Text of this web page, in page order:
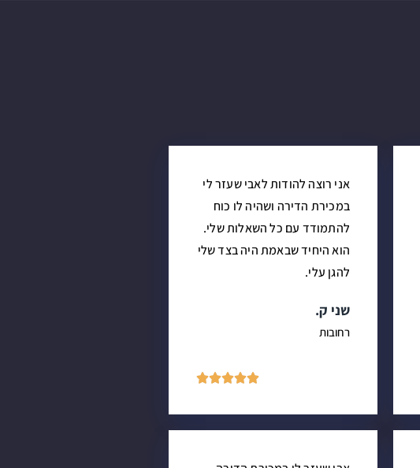
אני רוצה להודות לאבי שעזר לי
במכירת הדירה ושהיה לו כוח
להתמודד עם כל השאלות שלי.
הוא היחיד שבאמת היה בצד שלי
להגן עלי.
שני ק.
רחובות




